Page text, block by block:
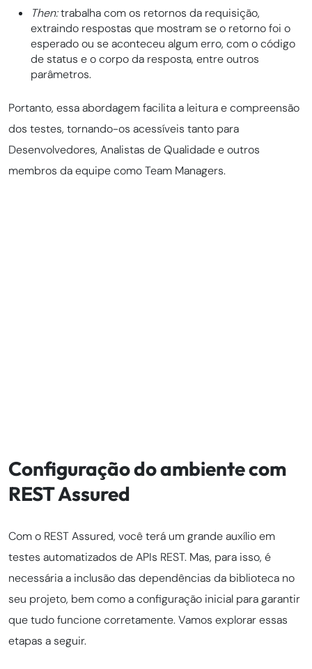
Then:trabalha com os retornos da requisição,
extraindo respostas que mostram se o retorno foi o
esperado ou se aconteceu algum erro, com o código
de status e o corpo da resposta, entre outros
parâmetros.
Portanto, essa abordagem facilita a leitura e compreensão
dos testes, tornando-os acessíveis tanto para
Desenvolvedores, Analistas de Qualidade e outros
membros da equipe como Team Managers.
Configuração do ambiente com
REST Assured
Com o REST Assured, você terá um grande auxílio em
testes automatizados de APIs REST. Mas, para isso, é
necessária a inclusão das dependências da biblioteca no
seu projeto, bem como a configuração inicial para garantir
que tudo funcione corretamente. Vamos explorar essas
etapas a seguir.